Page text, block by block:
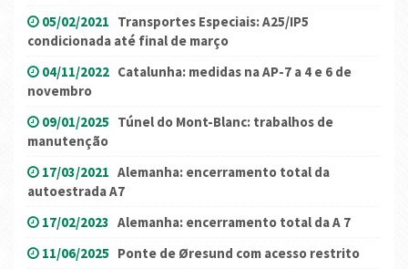
05/02/2021 Transportes Especiais: A25/IP5
condicionada até final de março
04/11/2022 Catalunha: medidas na AP-7 a 4 e 6 de
novembro
09/01/2025 Túnel do Mont-Blanc: trabalhos de
manutenção
17/03/2021 Alemanha: encerramento total da
autoestrada A7
17/02/2023 Alemanha: encerramento total da A 7
11/06/2025 Ponte de Øresund com acesso restrito